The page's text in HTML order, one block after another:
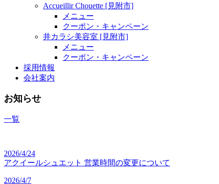
Accueillir Chouette [見附市]
メニュー
クーポン・キャンペーン
井カラシ美容室 [見附市]
メニュー
クーポン・キャンペーン
採用情報
会社案内
お知らせ
一覧
2026/4/24
アクイールシュエット 営業時間の変更について
2026/4/7